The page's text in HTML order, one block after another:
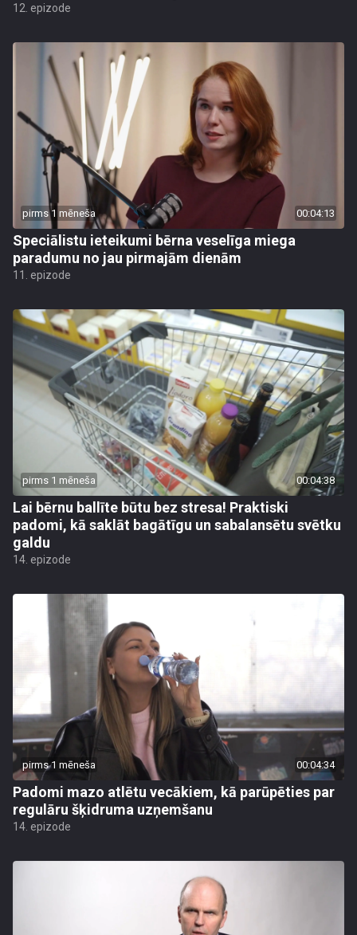
12. epizode
pirms 1 mēneša 00:04:13
Speciālistu ieteikumi bērna veselīga miega
paradumu no jau pirmajām dienām
11. epizode
pirms 1 mēneša 00:04:38
Lai bērnu ballīte būtu bez stresa! Praktiski
padomi, kā saklāt bagātīgu un sabalansētu svētku
galdu
14. epizode
pirms 1 mēneša 00:04:34
Padomi mazo atlētu vecākiem, kā parūpēties par
regulāru šķidruma uzņemšanu
14. epizode